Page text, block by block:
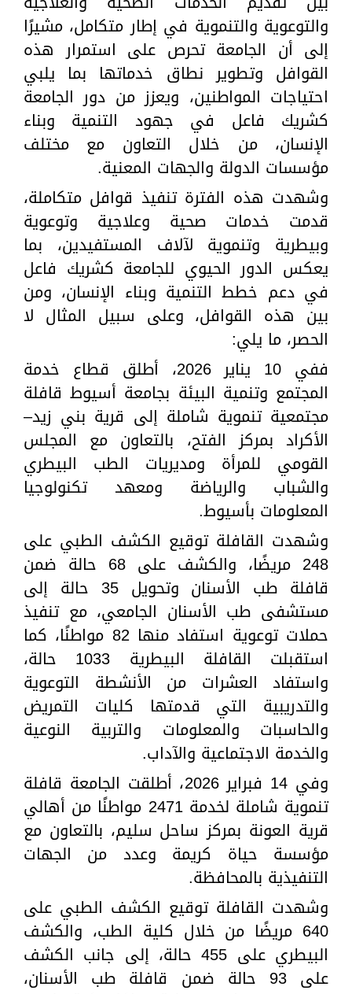
والتوعوية والتنموية في إطار متكامل، مشيرًا
إلى أن الجامعة تحرص على استمرار هذه
القوافل وتطوير نطاق خدماتها بما يلبي
احتياجات المواطنين، ويعزز من دور الجامعة
كشريك فاعل في جهود التنمية وبناء
الإنسان، من خلال التعاون مع مختلف
مؤسسات الدولة والجهات المعنية.
وشهدت هذه الفترة تنفيذ قوافل متكاملة،
قدمت خدمات صحية وعلاجية وتوعوية
وبيطرية وتنموية لآلاف المستفيدين، بما
يعكس الدور الحيوي للجامعة كشريك فاعل
في دعم خطط التنمية وبناء الإنسان، ومن
بين هذه القوافل، وعلى سبيل المثال لا
الحصر، ما يلي:
ففي 10 يناير 2026، أطلق قطاع خدمة
المجتمع وتنمية البيئة بجامعة أسيوط قافلة
مجتمعية تنموية شاملة إلى قرية بني زيد–
الأكراد بمركز الفتح، بالتعاون مع المجلس
القومي للمرأة ومديريات الطب البيطري
والشباب والرياضة ومعهد تكنولوجيا
المعلومات بأسيوط.
وشهدت القافلة توقيع الكشف الطبي على
248 مريضًا، والكشف على 68 حالة ضمن
قافلة طب الأسنان وتحويل 35 حالة إلى
مستشفى طب الأسنان الجامعي، مع تنفيذ
حملات توعوية استفاد منها 82 مواطنًا، كما
استقبلت القافلة البيطرية 1033 حالة،
واستفاد العشرات من الأنشطة التوعوية
والتدريبية التي قدمتها كليات التمريض
والحاسبات والمعلومات والتربية النوعية
والخدمة الاجتماعية والآداب.
وفي 14 فبراير 2026، أطلقت الجامعة قافلة
تنموية شاملة لخدمة 2471 مواطنًا من أهالي
قرية العونة بمركز ساحل سليم، بالتعاون مع
مؤسسة حياة كريمة وعدد من الجهات
التنفيذية بالمحافظة.
وشهدت القافلة توقيع الكشف الطبي على
640 مريضًا من خلال كلية الطب، والكشف
البيطري على 455 حالة، إلى جانب الكشف
على 93 حالة ضمن قافلة طب الأسنان،